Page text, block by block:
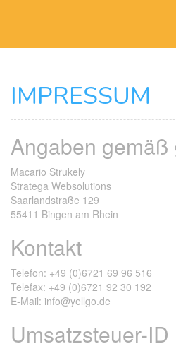
IMPRESSUM
Angaben gemäß
Macario Strukely
Stratega Websolutions
Saarlandstraße 129
55411 Bingen am Rhein
Kontakt
Telefon: +49 (0)6721 69 96 516
Telefax: +49 (0)6721 92 30 192
E-Mail: info@yellgo.de
Umsatzsteuer-ID